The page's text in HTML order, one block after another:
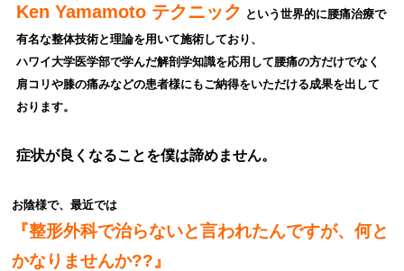
Ken Yamamoto テクニック という世界的に腰痛治療で
有名な整体技術と理論を用いて施術しており、
ハワイ大学医学部で学んだ解剖学知識を応用して腰痛の方だけでなく
肩コリや膝の痛みなどの患者様にもご納得をいただける成果を出して
おります。
症状が良くなることを僕は諦めません。
お陰様で、最近では
『整形外科で治らないと言われたんですが、何と
かなりませんか??』